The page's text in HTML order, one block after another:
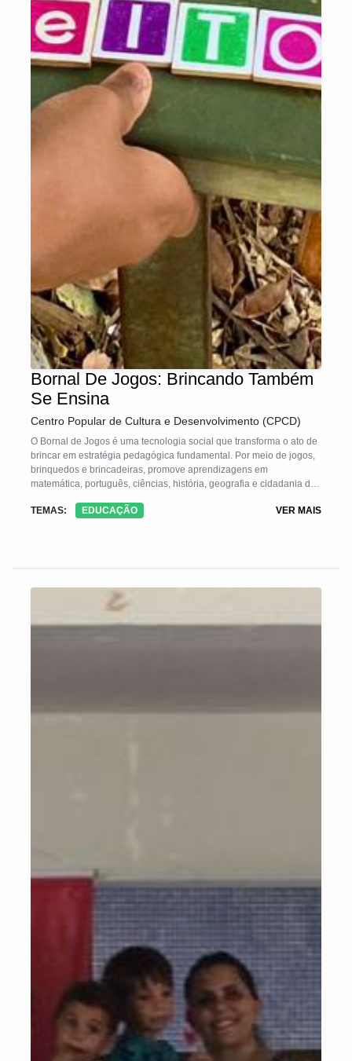
Bornal De Jogos: Brincando Também
Se Ensina
Centro Popular de Cultura e Desenvolvimento (CPCD)
O Bornal de Jogos é uma tecnologia social que transforma o ato de
brincar em estratégia pedagógica fundamental. Por meio de jogos,
brinquedos e brincadeiras, promove aprendizagens em
matemática, português, ciências, história, geografia e cidadania de
com materiais simples e recicláveis, que reúne dezenas de jogos
participativo.
TEMAS: EDUCAÇÃO VER MAIS